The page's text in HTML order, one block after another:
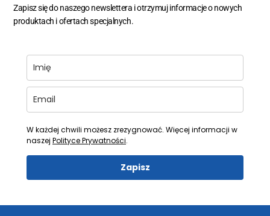
Zapisz się do naszego newslettera i otrzymuj informacje o nowych
produktach i ofertach specjalnych.
W każdej chwili możesz zrezygnować. Więcej informacji w
naszej Polityce Prywatności.
Zapisz